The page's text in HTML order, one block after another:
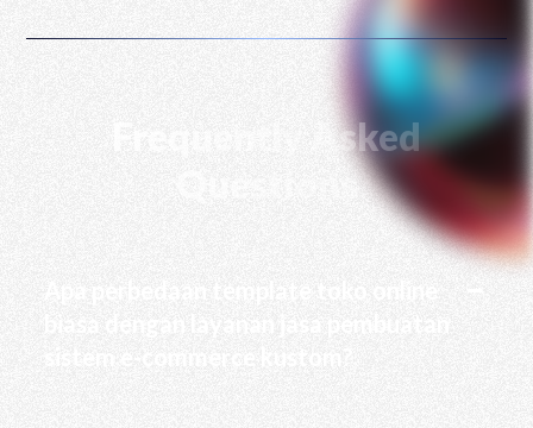
Frequently Asked
Questions